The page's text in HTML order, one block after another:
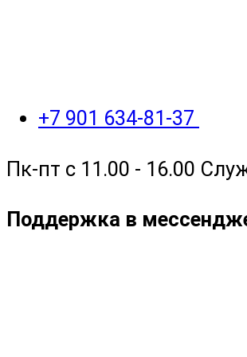
+7 901 634-81-37
Пк-пт с 11.00 - 16.00
Поддержка в